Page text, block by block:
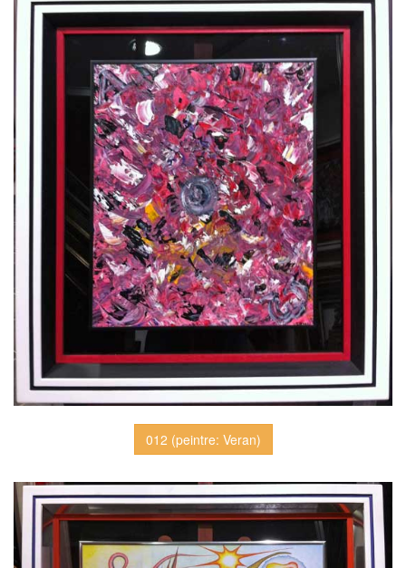
012 (peintre: Veran)